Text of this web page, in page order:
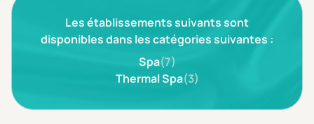
Les établissements suivants sont
disponibles dans les catégories suivantes :
Spa(7)
Thermal Spa(3)